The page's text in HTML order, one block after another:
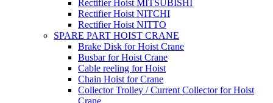
Rectifier Hoist MITSUBISHI
Rectifier Hoist NITCHI
Rectifier Hoist NITTO
SPARE PART HOIST CRANE
Brake Disk for Hoist Crane
Busbar for Hoist Crane
Cable reeling for Hoist
Chain Hoist for Crane
Collector Trolley / Current Collector for Hoist